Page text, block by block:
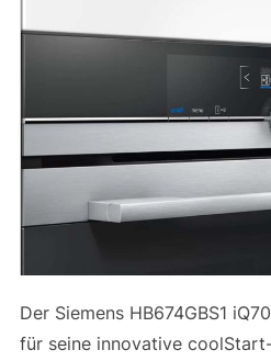
Der Siemens HB674GBS1
für seine innovative